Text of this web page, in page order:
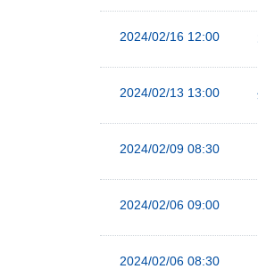
2024/02/16 12:00
2024/02/13 13:00
2024/02/09 08:30
2024/02/06 09:00
2024/02/06 08:30